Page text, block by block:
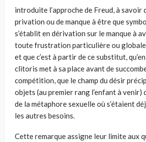
introduite l’approche de Freud, à savoir
privation ou de manque à être que
s’établit en dérivation sur le manque à
toute frustration particulière ou globale
et que c’est à partir de ce substitut,
clitoris met à sa place avant de
compétition, que le champ du désir
objets (au premier rang l’enfant à venir)
de la métaphore sexuelle où s’étaient
les autres besoins.
Cette remarque assigne leur limite aux